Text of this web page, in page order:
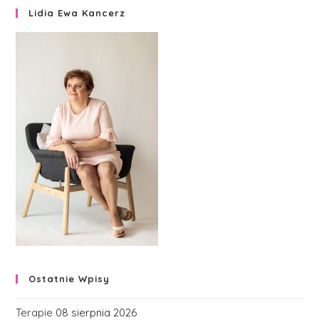
Lidia Ewa Kancerz
Ostatnie Wpisy
Terapie 08 sierpnia 2026